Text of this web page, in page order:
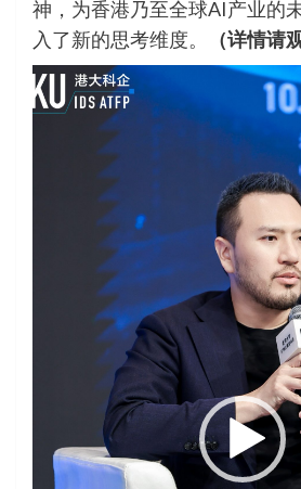
神，为香港乃至全球AI产业的
入了新的思考维度。
（详情请
视
频